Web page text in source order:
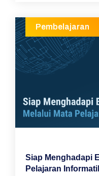
Pembelajaran
Siap Menghadapi
Pelajaran